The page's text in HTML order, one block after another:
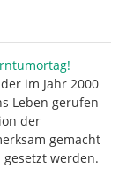
im Jahr 2000
Leben gerufen
der
gemacht
werden.